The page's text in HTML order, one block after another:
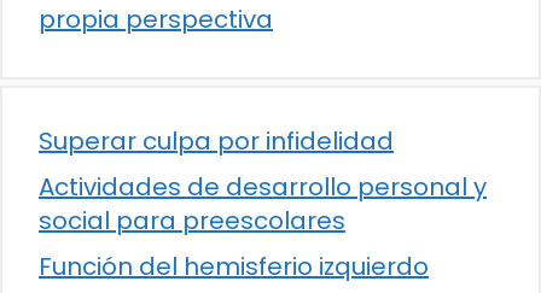
propia perspectiva
Superar culpa por infidelidad
Actividades de desarrollo personal y
social para preescolares
Función del hemisferio izquierdo